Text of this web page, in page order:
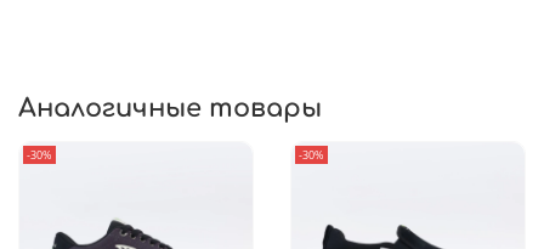
Аналогичные товары
-30% -30%